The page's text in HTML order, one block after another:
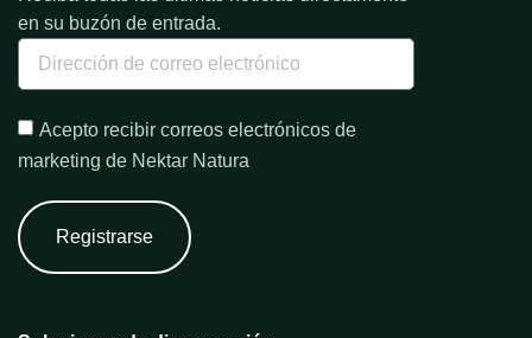
en su buzón de entrada.
Acepto recibir correos electrónicos de
marketing de Nektar Natura
Registrarse